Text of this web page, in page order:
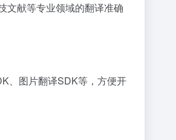
文献等专业领域的翻译准确
、图片翻译SDK等，方便开